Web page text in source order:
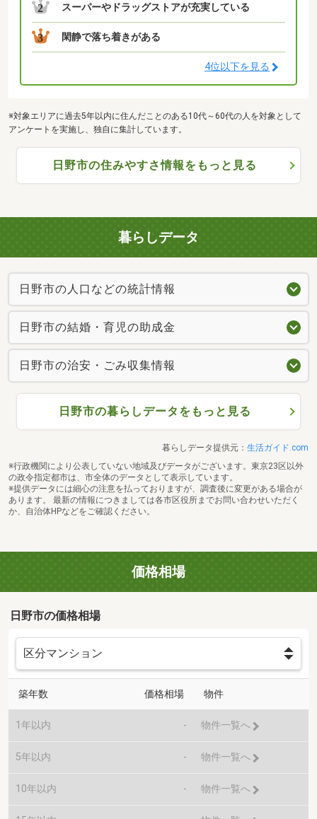
2 スーパーやドラッグストアが充実している
3 閑静で落ち着きがある
4位以下を見る
※対象エリアに過去5年以内に住んだことのある10代～60代の人を対象として
アンケートを実施し、独自に集計しています。
日野市の住みやすさ情報をもっと見る
暮らしデータ
日野市の人口などの統計情報
日野市の結婚・育児の助成金
日野市の治安・ごみ収集情報
日野市の暮らしデータをもっと見る
暮らしデータ提供元： 生活ガイド.com
※行政機関により公表していない地域及びデータがございます。東京23区以外
の政令指定都市は、市全体のデータとして表示しています。
※提供データには細心の注意を払っておりますが、調査後に変更がある場合が
あります。 最新の情報につきましては各市区役所までお問い合わせいただく
か、自治体HPなどをご確認ください。
価格相場
日野市の価格相場
築年数 価格相場 物件
1年以内 - 物件一覧へ
5年以内 - 物件一覧へ
10年以内 - 物件一覧へ